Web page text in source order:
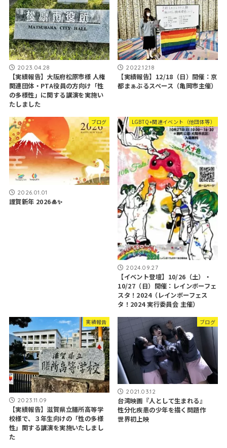
2023.04.28
【実績報告】大阪府松原市様 人権
関連団体・PTA役員の方向け「性
の多様性」に関する講演を実施い
たしました
2022.12.18
【実績報告】12/18（日）開催：京
都まぁぶるスペース（亀岡市主催）
ブログ
2026.01.01
謹賀新年 2026🎍✨
LGBTQ+関連イベント（他団体等）
2024.09.27
【イベント登壇】10/26（土）・
10/27（日）開催：レインボーフェ
スタ！2024（レインボーフェス
タ！2024 実行委員会 主催）
実績報告
2023.11.09
【実績報告】滋賀県立膳所高等学
校様で、３年生向けの「性の多様
性」関する講演を実施いたしまし
た
ブログ
2021.03.12
台湾映画『人として生まれる』
性分化疾患の少年を描く問題作
世界初上映